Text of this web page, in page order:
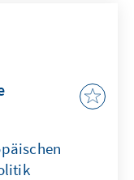
the
arethe
is the EU